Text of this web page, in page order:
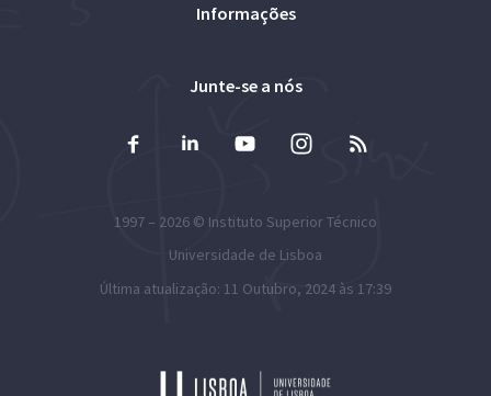
Informações
Junte-se a nós
1997 – 2026 © Instituto Superior Técnico
Universidade de Lisboa
Última atualização: 11 Outubro, 2024 às 17:39